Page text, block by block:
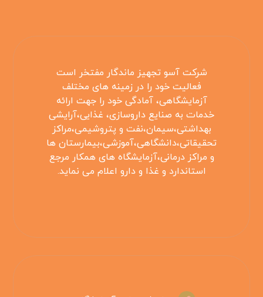
شرکت آسو تجهیز ماندگار مفتخر است
فعالیت خود را در زمینه های مختلف
آزمایشگاهی، آمادگی خود را جهت ارائه
خدمات به صنایع داروسازی، غذایی،آرایشی
بهداشتی،سیمان،نفت و پتروشیمی،مراکز
تحقیقاتی،دانشگاهی،آموزشی،بیمارستان ها
و مراکز درمانی،آزمایشگاه های همکار مرجع
استاندارد و غذا و دارو اعلام می نماید.